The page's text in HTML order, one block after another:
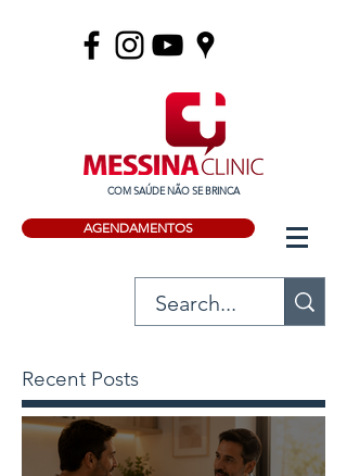
COM SAÚDE NÃO SE BRINCA
AGENDAMENTOS
Recent Posts